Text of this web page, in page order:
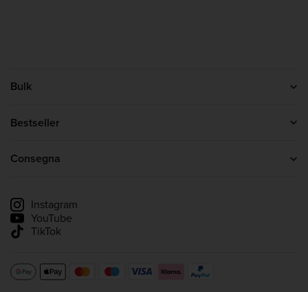
Bulk
Chi siamo
Bestseller
Creatina
Consegna
Instagram
YouTube
TikTok